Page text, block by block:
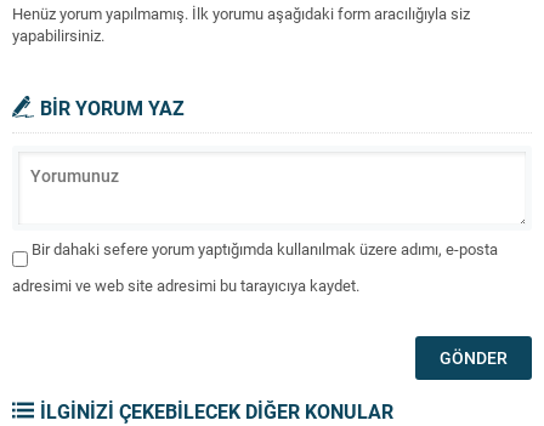
Henüz yorum yapılmamış. İlk yorumu aşağıdaki form aracılığıyla siz
yapabilirsiniz.
BİR YORUM YAZ
Bir dahaki sefere yorum yaptığımda kullanılmak üzere adımı, e-posta
adresimi ve web site adresimi bu tarayıcıya kaydet.
İLGİNİZİ ÇEKEBİLECEK DİĞER KONULAR